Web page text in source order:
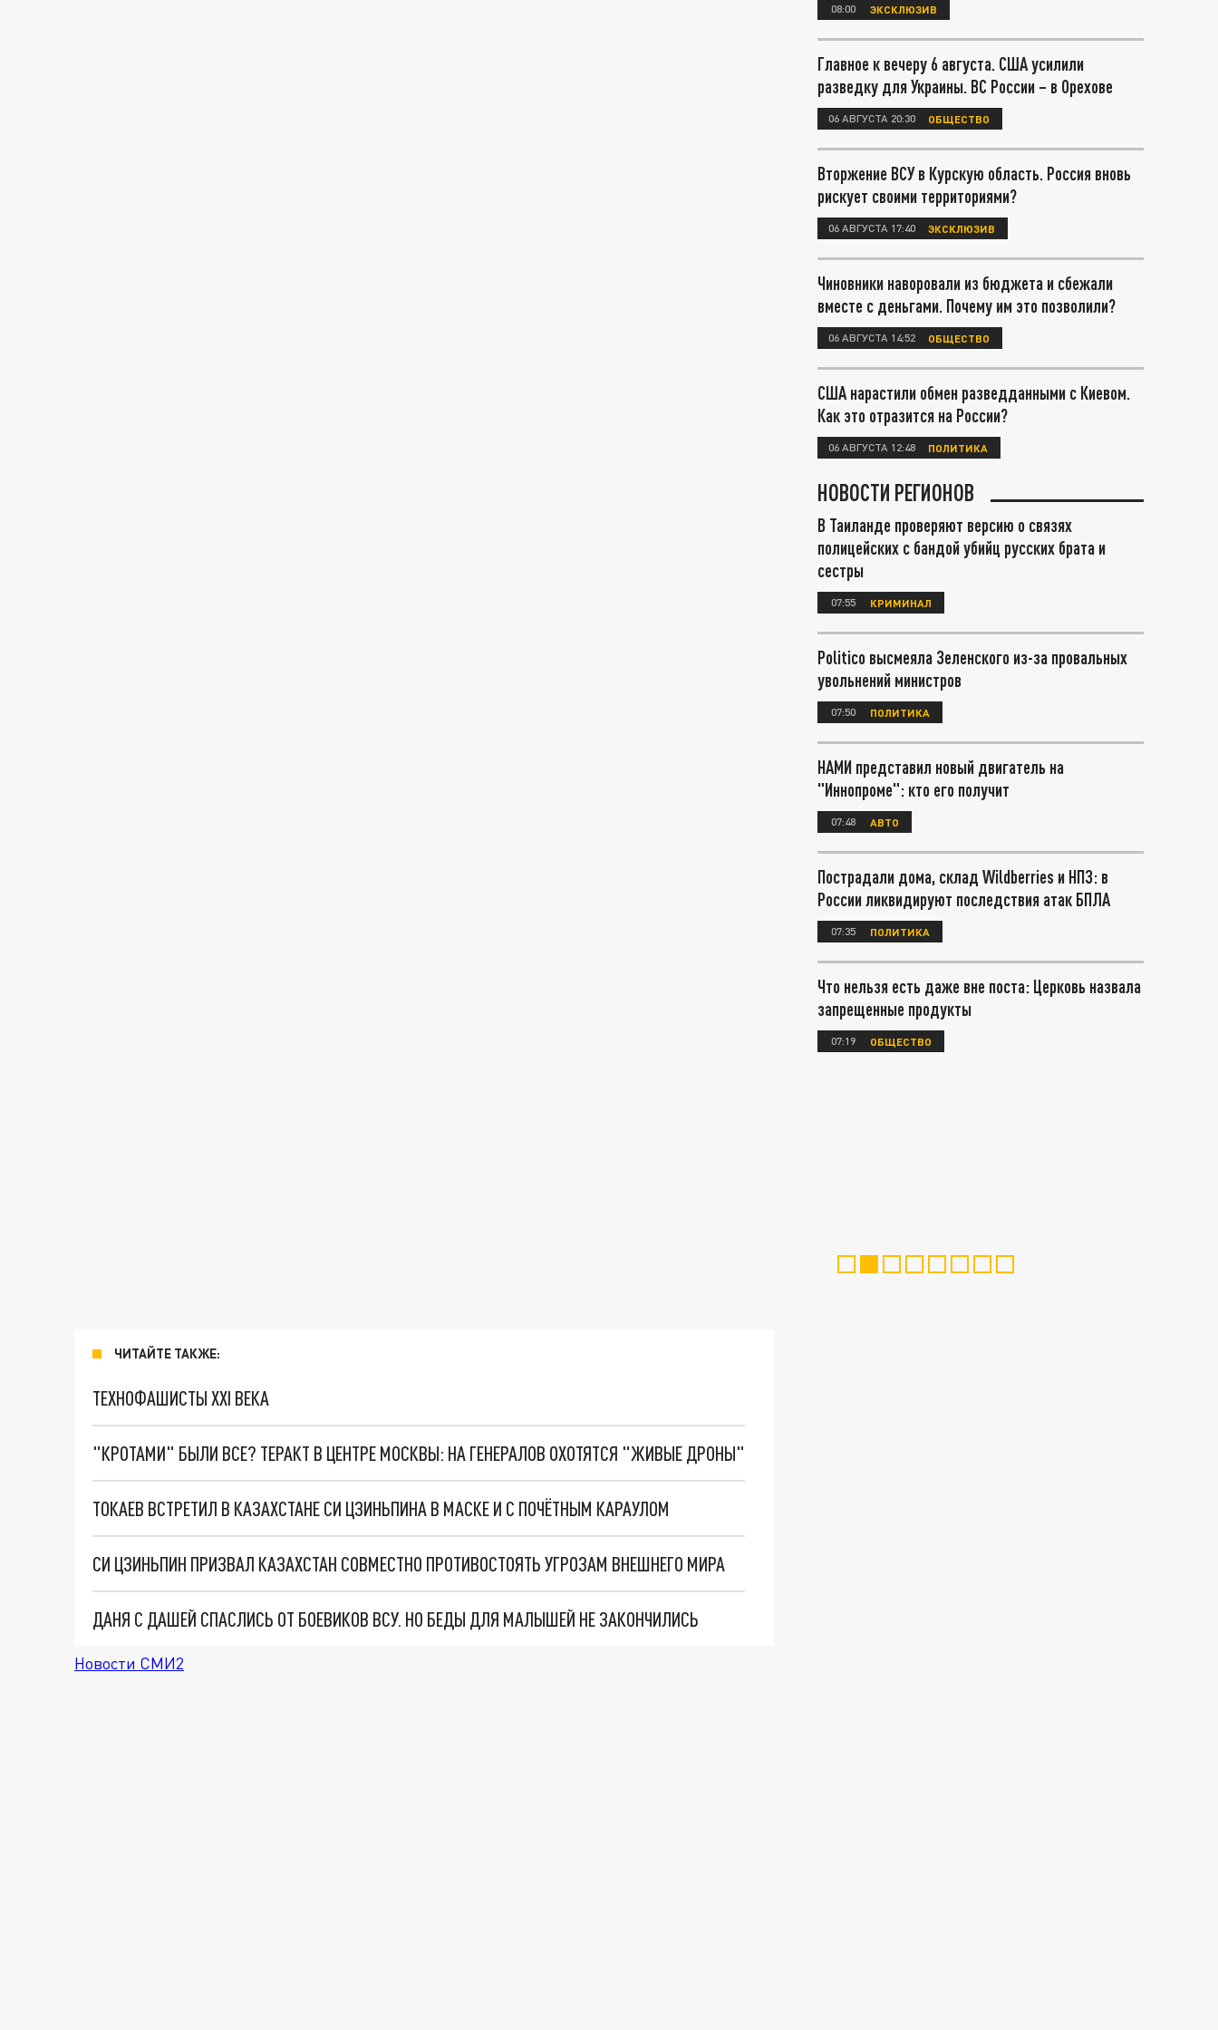
ЧИТАЙТЕ ТАКЖЕ:
ТЕХНОФАШИСТЫ XXI ВЕКА
"КРОТАМИ" БЫЛИ ВСЕ? ТЕРАКТ В ЦЕНТРЕ МОСКВЫ: НА ГЕНЕРАЛОВ ОХОТЯТСЯ "ЖИВЫЕ ДРОНЫ"
ТОКАЕВ ВСТРЕТИЛ В КАЗАХСТАНЕ СИ ЦЗИНЬПИНА В МАСКЕ И С ПОЧЁТНЫМ КАРАУЛОМ
СИ ЦЗИНЬПИН ПРИЗВАЛ КАЗАХСТАН СОВМЕСТНО ПРОТИВОСТОЯТЬ УГРОЗАМ ВНЕШНЕГО МИРА
ДАНЯ С ДАШЕЙ СПАСЛИСЬ ОТ БОЕВИКОВ ВСУ. НО БЕДЫ ДЛЯ МАЛЫШЕЙ НЕ ЗАКОНЧИЛИСЬ
Новости СМИ2
08:00 ЭКСКЛЮЗИВ
Главное к вечеру 6 августа. США усилили
разведку для Украины. ВС России – в Орехове
06 АВГУСТА 20:30 ОБЩЕСТВО
Вторжение ВСУ в Курскую область. Россия вновь
рискует своими территориями?
06 АВГУСТА 17:40 ЭКСКЛЮЗИВ
Чиновники наворовали из бюджета и сбежали
вместе с деньгами. Почему им это позволили?
06 АВГУСТА 14:52 ОБЩЕСТВО
США нарастили обмен разведданными с Киевом.
Как это отразится на России?
06 АВГУСТА 12:48 ПОЛИТИКА
НОВОСТИ РЕГИОНОВ
В Таиланде проверяют версию о связях
полицейских с бандой убийц русских брата и
сестры
07:55 КРИМИНАЛ
Politico высмеяла Зеленского из-за провальных
увольнений министров
07:50 ПОЛИТИКА
НАМИ представил новый двигатель на
"Иннопроме": кто его получит
07:48 АВТО
Пострадали дома, склад Wildberries и НПЗ: в
России ликвидируют последствия атак БПЛА
07:35 ПОЛИТИКА
Что нельзя есть даже вне поста: Церковь назвала
запрещенные продукты
07:19 ОБЩЕСТВО